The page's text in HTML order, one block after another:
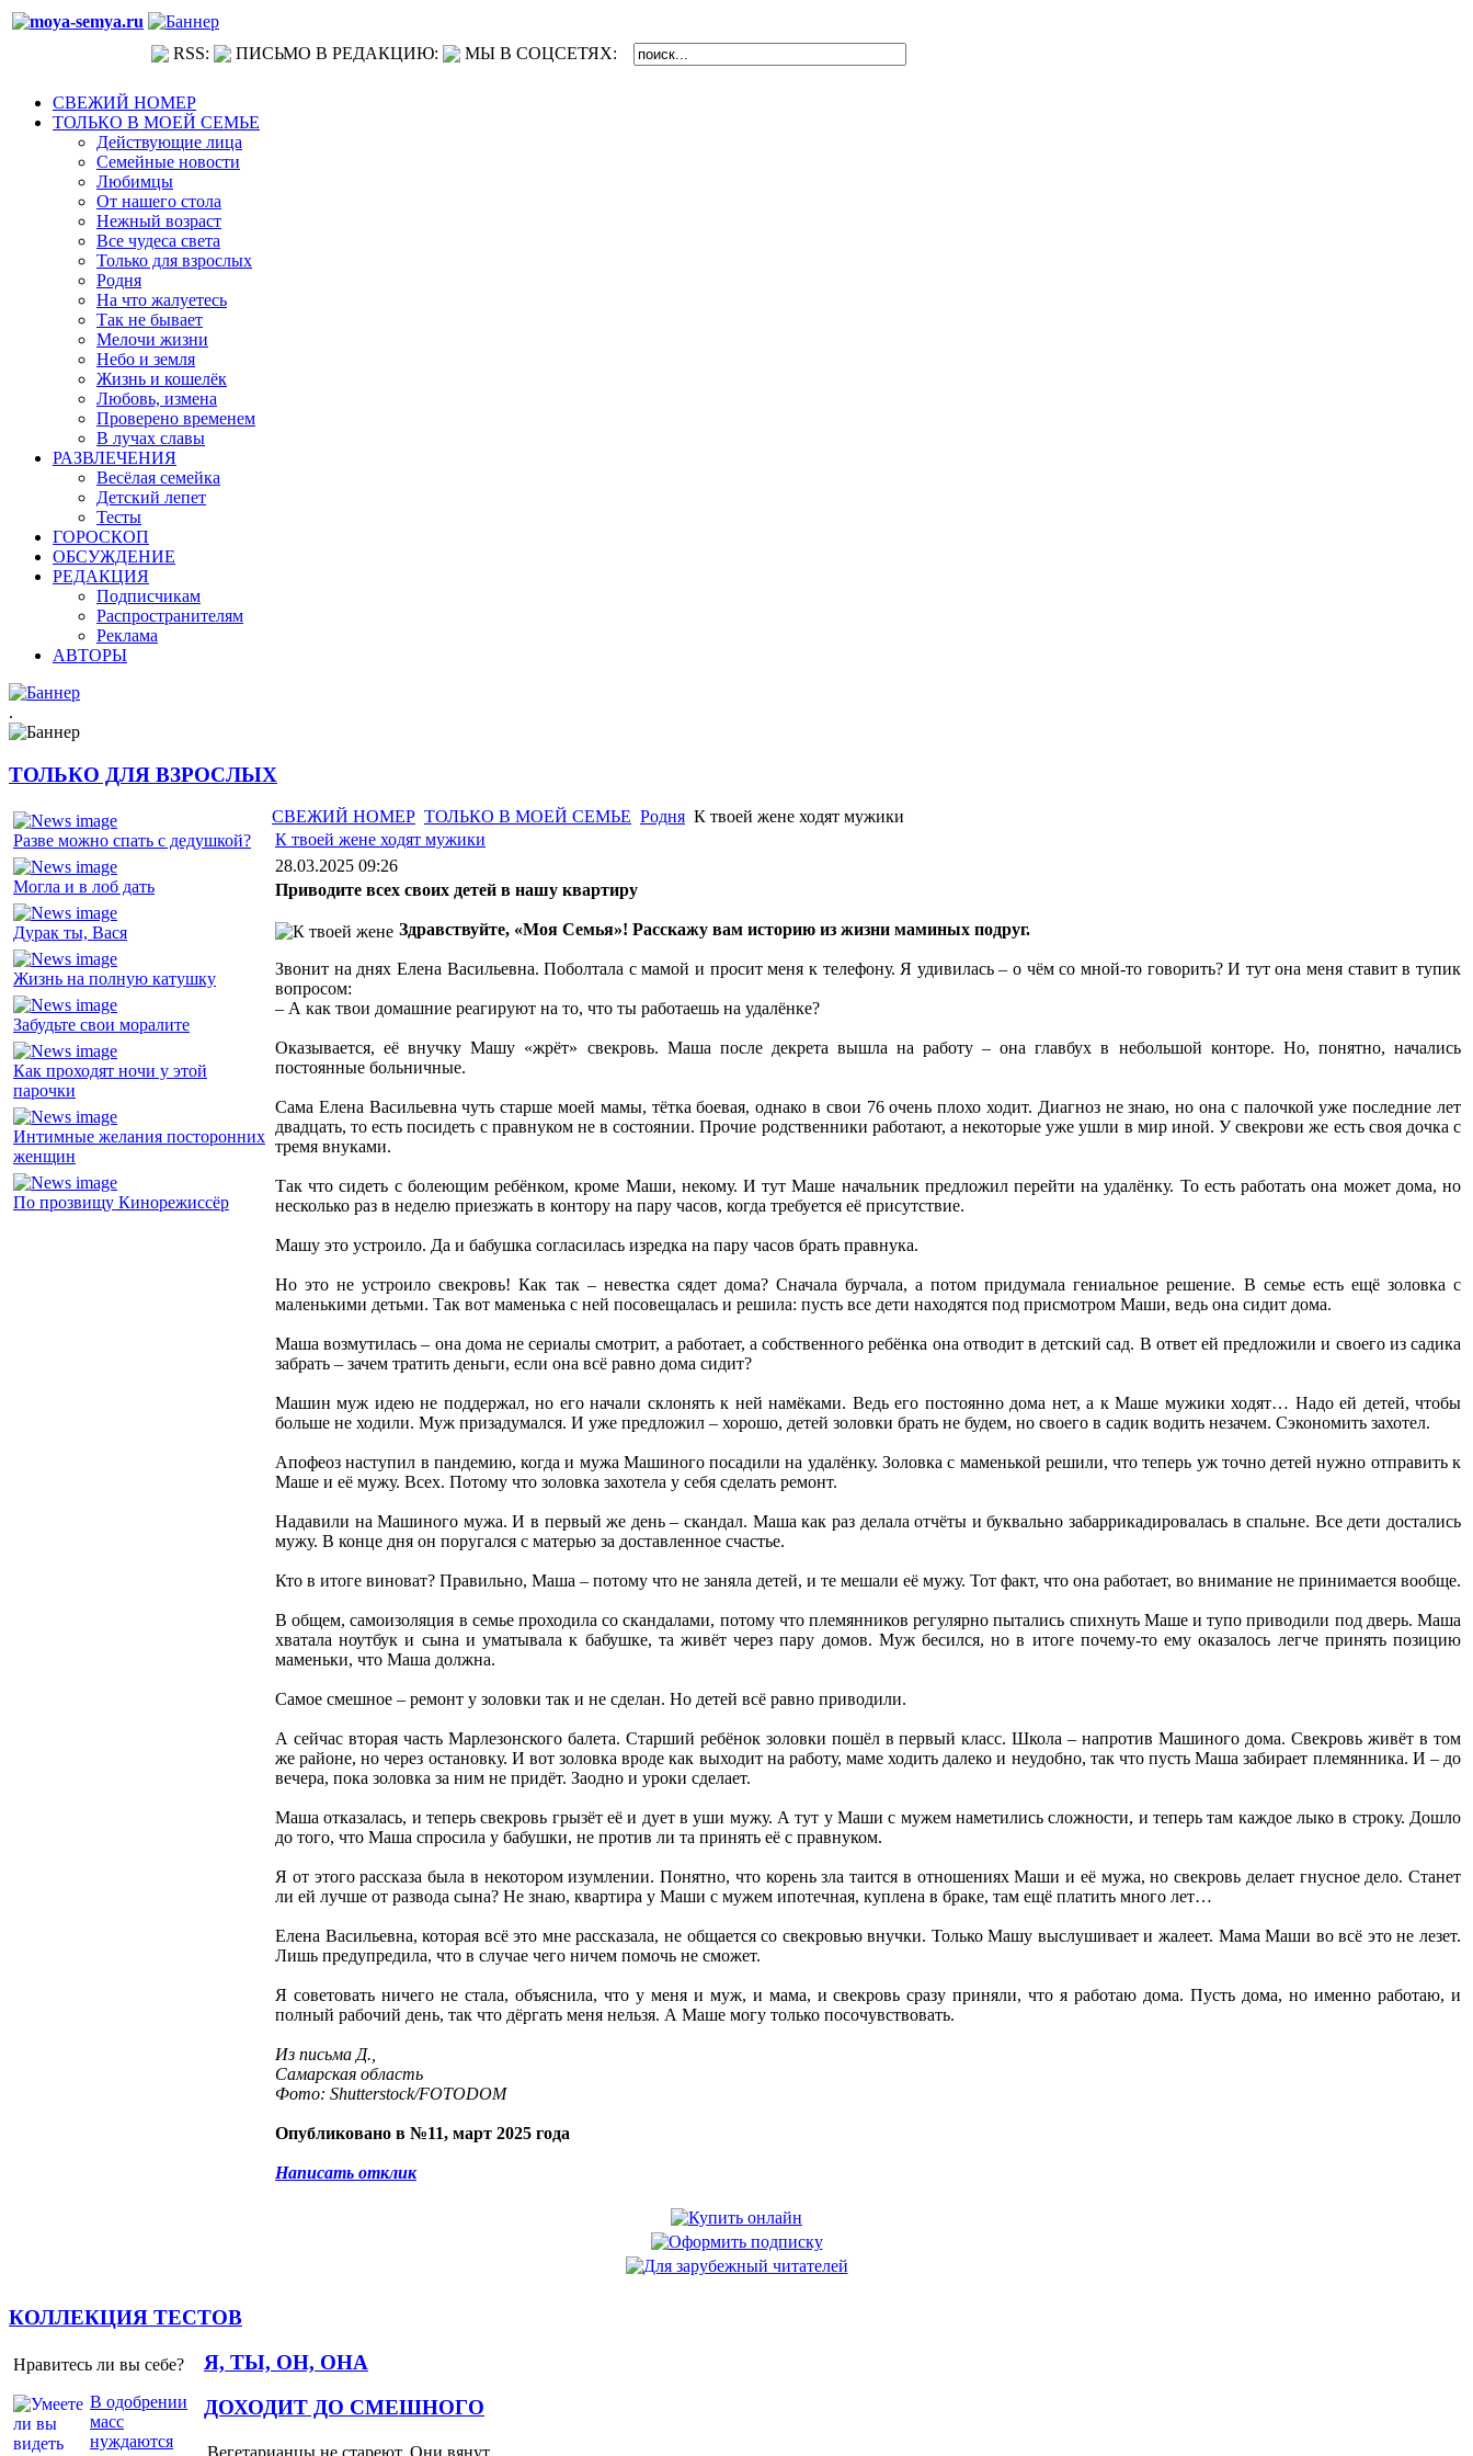
RSS: ПИСЬМО В РЕДАКЦИЮ: МЫ В СОЦСЕТЯХ:
СВЕЖИЙ НОМЕР
ТОЛЬКО В МОЕЙ СЕМЬЕ
Действующие лица
Семейные новости
Любимцы
От нашего стола
Нежный возраст
Все чудеса света
Только для взрослых
Родня
На что жалуетесь
Так не бывает
Мелочи жизни
Небо и земля
Жизнь и кошелёк
Любовь, измена
Проверено временем
В лучах славы
РАЗВЛЕЧЕНИЯ
Весёлая семейка
Детский лепет
Тесты
ГОРОСКОП
ОБСУЖДЕНИЕ
РЕДАКЦИЯ
Подписчикам
Распространителям
Реклама
АВТОРЫ
.
ТОЛЬКО ДЛЯ ВЗРОСЛЫХ
Разве можно спать с дедушкой?
Могла и в лоб дать
Дурак ты, Вася
Жизнь на полную катушку
Забудьте свои моралите
Как проходят ночи у этой
парочки
Интимные желания посторонних
женщин
По прозвищу Кинорежиссёр
СВЕЖИЙ НОМЕР ТОЛЬКО В МОЕЙ СЕМЬЕ Родня К твоей жене ходят мужики
К твоей жене ходят мужики
28.03.2025 09:26
Приводите всех своих детей в нашу квартиру
Здравствуйте, «Моя Семья»! Расскажу вам историю из жизни маминых подруг.
Звонит на днях Елена Васильевна. Поболтала с мамой и просит меня к телефону. Я удивилась – о чём со мной-то говорить? И тут она меня ставит в тупик
вопросом:
– А как твои домашние реагируют на то, что ты работаешь на удалёнке?
Оказывается, её внучку Машу «жрёт» свекровь. Маша после декрета вышла на работу – она главбух в небольшой конторе. Но, понятно, начались
постоянные больничные.
Сама Елена Васильевна чуть старше моей мамы, тётка боевая, однако в свои 76 очень плохо ходит. Диагноз не знаю, но она с палочкой уже последние лет
двадцать, то есть посидеть с правнуком не в состоянии. Прочие родственники работают, а некоторые уже ушли в мир иной. У свекрови же есть своя дочка с
тремя внуками.
Так что сидеть с болеющим ребёнком, кроме Маши, некому. И тут Маше начальник предложил перейти на удалёнку. То есть работать она может дома, но
несколько раз в неделю приезжать в контору на пару часов, когда требуется её присутствие.
Машу это устроило. Да и бабушка согласилась изредка на пару часов брать правнука.
Но это не устроило свекровь! Как так – невестка сядет дома? Сначала бурчала, а потом придумала гениальное решение. В семье есть ещё золовка с
маленькими детьми. Так вот маменька с ней посовещалась и решила: пусть все дети находятся под присмотром Маши, ведь она сидит дома.
Маша возмутилась – она дома не сериалы смотрит, а работает, а собственного ребёнка она отводит в детский сад. В ответ ей предложили и своего из садика
забрать – зачем тратить деньги, если она всё равно дома сидит?
Машин муж идею не поддержал, но его начали склонять к ней намёками. Ведь его постоянно дома нет, а к Маше мужики ходят… Надо ей детей, чтобы
больше не ходили. Муж призадумался. И уже предложил – хорошо, детей золовки брать не будем, но своего в садик водить незачем. Сэкономить захотел.
Апофеоз наступил в пандемию, когда и мужа Машиного посадили на удалёнку. Золовка с маменькой решили, что теперь уж точно детей нужно отправить к
Маше и её мужу. Всех. Потому что золовка захотела у себя сделать ремонт.
Надавили на Машиного мужа. И в первый же день – скандал. Маша как раз делала отчёты и буквально забаррикадировалась в спальне. Все дети достались
мужу. В конце дня он поругался с матерью за доставленное счастье.
Кто в итоге виноват? Правильно, Маша – потому что не заняла детей, и те мешали её мужу. Тот факт, что она работает, во внимание не принимается вообще.
В общем, самоизоляция в семье проходила со скандалами, потому что племянников регулярно пытались спихнуть Маше и тупо приводили под дверь. Маша
хватала ноутбук и сына и уматывала к бабушке, та живёт через пару домов. Муж бесился, но в итоге почему-то ему оказалось легче принять позицию
маменьки, что Маша должна.
Самое смешное – ремонт у золовки так и не сделан. Но детей всё равно приводили.
А сейчас вторая часть Марлезонского балета. Старший ребёнок золовки пошёл в первый класс. Школа – напротив Машиного дома. Свекровь живёт в том
же районе, но через остановку. И вот золовка вроде как выходит на работу, маме ходить далеко и неудобно, так что пусть Маша забирает племянника. И – до
вечера, пока золовка за ним не придёт. Заодно и уроки сделает.
Маша отказалась, и теперь свекровь грызёт её и дует в уши мужу. А тут у Маши с мужем наметились сложности, и теперь там каждое лыко в строку. Дошло
до того, что Маша спросила у бабушки, не против ли та принять её с правнуком.
Я от этого рассказа была в некотором изумлении. Понятно, что корень зла таится в отношениях Маши и её мужа, но свекровь делает гнусное дело. Станет
ли ей лучше от развода сына? Не знаю, квартира у Маши с мужем ипотечная, куплена в браке, там ещё платить много лет…
Елена Васильевна, которая всё это мне рассказала, не общается со свекровью внучки. Только Машу выслушивает и жалеет. Мама Маши во всё это не лезет.
Лишь предупредила, что в случае чего ничем помочь не сможет.
Я советовать ничего не стала, объяснила, что у меня и муж, и мама, и свекровь сразу приняли, что я работаю дома. Пусть дома, но именно работаю, и
полный рабочий день, так что дёргать меня нельзя. А Маше могу только посочувствовать.
Из письма Д.,
Самарская область
Фото: Shutterstock/FOTODOM
Опубликовано в №11, март 2025 года
Написать отклик
КОЛЛЕКЦИЯ ТЕСТОВ
Нравитесь ли вы себе?
В одобрении
масс
нуждаются
Я, ТЫ, ОН, ОНА
ДОХОДИТ ДО СМЕШНОГО